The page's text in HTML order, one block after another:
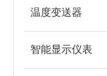
温度变送器
智能显示仪表